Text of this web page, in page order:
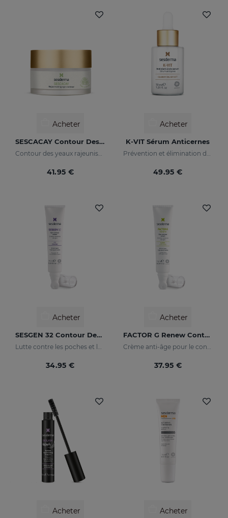
Acheter
SESCACAY Contour Des Yeux Rajeunissant
Contour des yeaux rajeunissant
41.95 €
Acheter
K-VIT Sérum Anticernes
Prévention et élimination des cernes
49.95 €
Acheter
SESGEN 32 Contour Des Yeux
Lutte contre les poches et les paupières tombantes
34.95 €
Acheter
FACTOR G Renew Contour Des Yeux
Crème anti-âge pour le contour des yeux
37.95 €
Acheter Acheter